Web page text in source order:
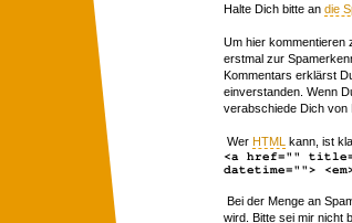
Halte Dich bitte an die
Um hier kommentieren
erstmal zur
Kommentars erklärst
einverstanden. Wenn
verabschiede Dich von
Wer HTML kann, ist
<a href=""
datetime="">
Bei der Menge an
wird. Bitte sei mir nicht